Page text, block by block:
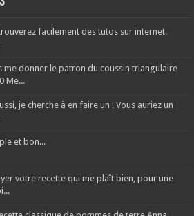
facilement des tutos sur internet.
me donner le patron du coussin triangulaire
Me...
je cherche à en faire un ! Vous auriez un
et bon...
votre recette qui me plaît bien, pour une